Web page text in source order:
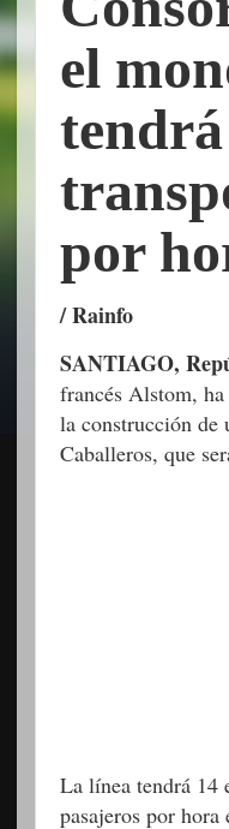
el
tendrá
por
/ Rainfo
SANTIAGO,
francés Alstom,
la construcción de
Caballeros, que
La línea tendrá 14
pasajeros por